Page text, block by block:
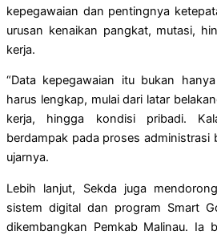
kepegawaian dan pentingnya
urusan kenaikan pangkat, mutasi,
kerja.
“Data kepegawaian itu bukan
harus lengkap, mulai dari latar
kerja, hingga kondisi pribadi.
berdampak pada proses administrasi
ujarnya.
Lebih lanjut, Sekda juga
sistem digital dan program Smart
dikembangkan Pemkab Malinau. Ia